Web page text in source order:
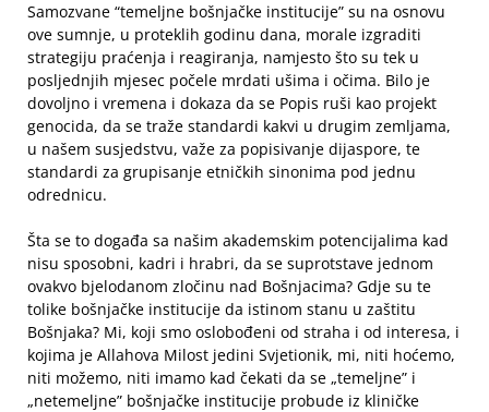
Samozvane “temeljne bošnjačke institucije” su na osnovu
ove sumnje, u proteklih godinu dana, morale izgraditi
strategiju praćenja i reagiranja, namjesto što su tek u
posljednjih mjesec počele mrdati ušima i očima. Bilo je
dovoljno i vremena i dokaza da se Popis ruši kao projekt
genocida, da se traže standardi kakvi u drugim zemljama,
u našem susjedstvu, važe za popisivanje dijaspore, te
standardi za grupisanje etničkih sinonima pod jednu
odrednicu.
Šta se to događa sa našim akademskim potencijalima kad
nisu sposobni, kadri i hrabri, da se suprotstave jednom
ovakvo bjelodanom zločinu nad Bošnjacima? Gdje su te
tolike bošnjačke institucije da istinom stanu u zaštitu
Bošnjaka? Mi, koji smo oslobođeni od straha i od interesa, i
kojima je Allahova Milost jedini Svjetionik, mi, niti hoćemo,
niti možemo, niti imamo kad čekati da se „temeljne” i
„netemeljne” bošnjačke institucije probude iz kliničke